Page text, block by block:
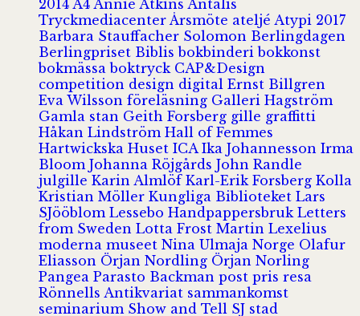
2014 A4 Annie Atkins Antalis
Tryckmediacenter Årsmöte ateljé Atypi 2017
Barbara Stauffacher Solomon Berlingdagen
Berlingpriset Biblisbokbinderibokkonst
bokmässaboktryck CAP&Design
competition design digital Ernst Billgren
Eva Wilsson föreläsning Galleri Hagström
Gamla stan Geith Forsberg gille graffitti
Håkan Lindström Hall of Femmes
Hartwickska Huset ICA Ika Johannesson Irma
Bloom Johanna Röjgårds John Randle
julgille Karin Almlöf Karl-Erik Forsberg Kolla
Kristian Möller Kungliga Biblioteket Lars
SJööblom Lessebo Handpappersbruk Letters
from Sweden Lotta Frost Martin Lexelius
moderna museet Nina Ulmaja Norge Olafur
Eliasson Örjan Nordling Örjan Norling
Pangea Parasto Backman post pris resa
Rönnells Antikvariat sammankomst
seminarium Show and Tell SJ stad